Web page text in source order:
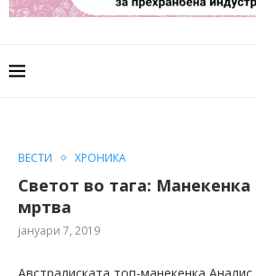
ВЕСТИ ХРОНИКА
Светот во тага: Манекенка
мртва
јануари 7, 2019